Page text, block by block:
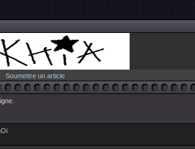
Soumettre un article